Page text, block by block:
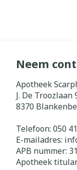
Neem
Apotheek
J. De Troozlaan
8370
Telefoon: 050
E-mailadres:
APB nummer:
Apotheek